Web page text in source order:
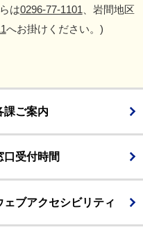
は0296-77-1101 、岩間地区
へお掛けください。)
課ご案内
口受付時間
ェブアクセシビリティ